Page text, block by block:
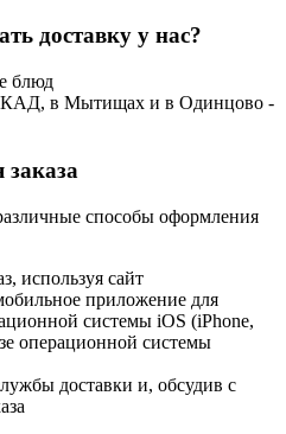
доставку у нас?
блюд
в Мытищах и в Одинцово -
способы оформления
используя сайт
приложение для
системы iOS (iPhone,
операционной системы
доставки и, обсудив с